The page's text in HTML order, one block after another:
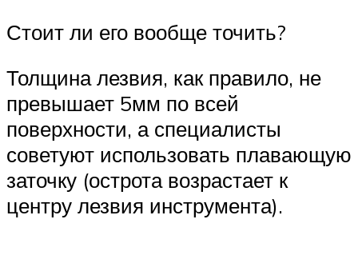
Стоит ли его вообще точить?
Толщина лезвия, как правило, не
превышает 5мм по всей
поверхности, а специалисты
советуют использовать плавающую
заточку (острота возрастает к
центру лезвия инструмента).